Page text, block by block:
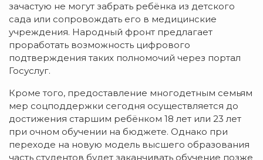
зачастую не могут забрать ребёнка из детского
сада или сопровождать его в медицинские
учреждения. Народный фронт предлагает
проработать возможность цифрового
подтверждения таких полномочий через портал
Госуслуг.
Кроме того, предоставление многодетным семьям
мер соцподдержки сегодня осуществляется до
достижения старшим ребёнком 18 лет или 23 лет
при очном обучении на бюджете. Однако при
переходе на новую модель высшего образования
часть студентов будет заканчивать обучение позже